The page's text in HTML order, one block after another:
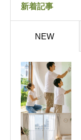
新着記事
NEW